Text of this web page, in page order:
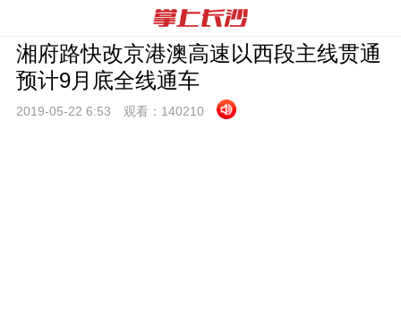
湘府路快改京港澳高速以西段主线贯通
预计9月底全线通车
2019-05-22 6:53 观看： 140210